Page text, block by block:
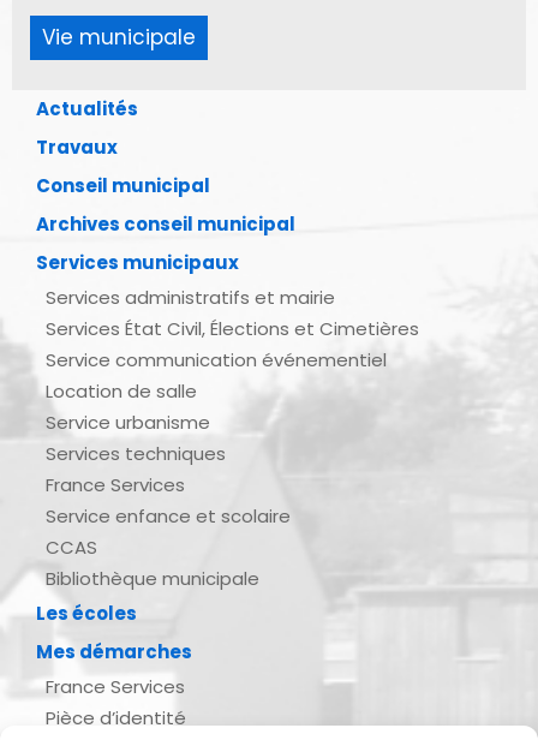
Vie municipale
Actualités
Travaux
Conseil municipal
Archives conseil municipal
Services municipaux
Services administratifs et mairie
Services État Civil, Élections et Cimetières
Service communication événementiel
Location de salle
Service urbanisme
Services techniques
France Services
Service enfance et scolaire
CCAS
Bibliothèque municipale
Les écoles
Mes démarches
France Services
Pièce d’identité